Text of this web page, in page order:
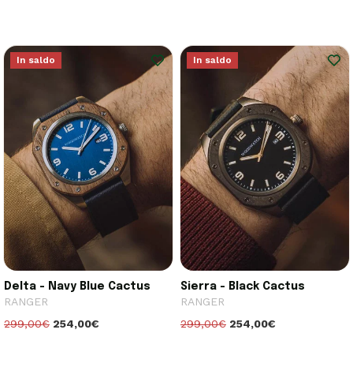
In saldo
Delta - Navy Blue Cactus
RANGER
299,00€ 254,00€
In saldo
Sierra - Black Cactus
RANGER
299,00€ 254,00€